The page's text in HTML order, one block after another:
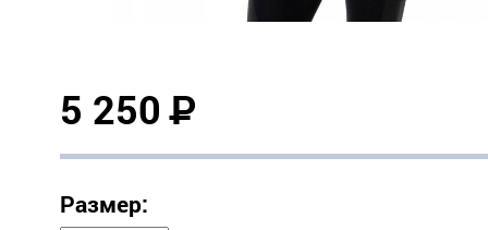
5 250Р
Размер: